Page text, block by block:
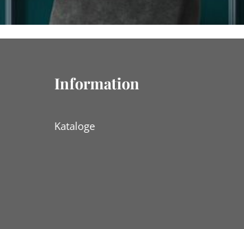
Information
Kataloge